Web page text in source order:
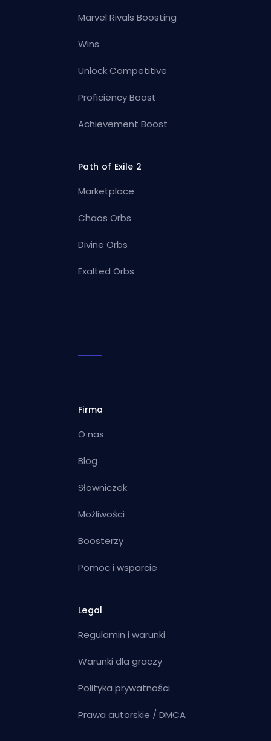
Marvel Rivals Boosting
Wins
Unlock Competitive
Proficiency Boost
Achievement Boost
Path of Exile 2
Marketplace
Chaos Orbs
Divine Orbs
Exalted Orbs
Firma
O nas
Blog
Słowniczek
Możliwości
Boosterzy
Pomoc i wsparcie
Legal
Regulamin i warunki
Warunki dla graczy
Polityka prywatności
Prawa autorskie / DMCA